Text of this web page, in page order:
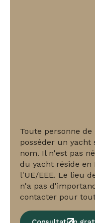
Toute personne
posséder un yacht
nom. Il n'est pas
du yacht réside en
l'UE/EEE. Le lieu
n'a pas
contacter pour